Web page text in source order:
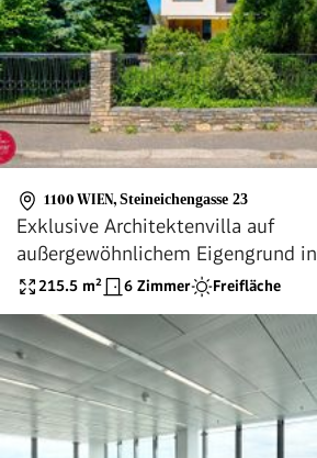
1100 WIEN, Steineichengasse 23
Exklusive Architektenvilla auf
außergewöhnlichem Eigengrund in
begehrter Grünlage am Laaer Berg
215.5 m² 6 Zimmer Freifläche